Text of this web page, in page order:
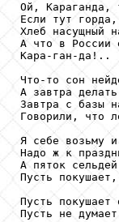
Ой, Караганда,
Если тут
Хлеб насущный
А что в России
Кара-ган-да!..
Что-то сон
А завтра
Завтра с базы
Говорили, что
Я себе возьму
Надо ж к
А пяток
Пусть
Пусть
Пусть не